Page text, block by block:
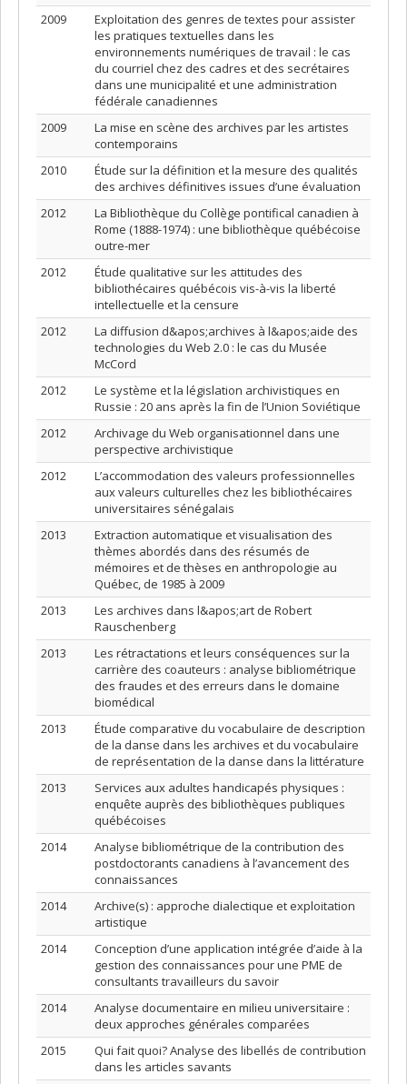
2009
Exploitation des genres de textes pour assister
les pratiques textuelles dans les
environnements numériques de travail : le cas
du courriel chez des cadres et des secrétaires
dans une municipalité et une administration
fédérale canadiennes
2009
La mise en scène des archives par les artistes
contemporains
2010
Étude sur la définition et la mesure des qualités
des archives définitives issues d’une évaluation
2012
La Bibliothèque du Collège pontifical canadien à
Rome (1888-1974) : une bibliothèque québécoise
outre-mer
2012
Étude qualitative sur les attitudes des
bibliothécaires québécois vis-à-vis la liberté
intellectuelle et la censure
2012
La diffusion d&apos;archives à l&apos;aide des
technologies du Web 2.0 : le cas du Musée
McCord
2012
Le système et la législation archivistiques en
Russie : 20 ans après la fin de l’Union Soviétique
2012
Archivage du Web organisationnel dans une
perspective archivistique
2012
L’accommodation des valeurs professionnelles
aux valeurs culturelles chez les bibliothécaires
universitaires sénégalais
2013
Extraction automatique et visualisation des
thèmes abordés dans des résumés de
mémoires et de thèses en anthropologie au
Québec, de 1985 à 2009
2013
Les archives dans l&apos;art de Robert
Rauschenberg
2013
Les rétractations et leurs conséquences sur la
carrière des coauteurs : analyse bibliométrique
des fraudes et des erreurs dans le domaine
biomédical
2013
Étude comparative du vocabulaire de description
de la danse dans les archives et du vocabulaire
de représentation de la danse dans la littérature
2013
Services aux adultes handicapés physiques :
enquête auprès des bibliothèques publiques
québécoises
2014
Analyse bibliométrique de la contribution des
postdoctorants canadiens à l’avancement des
connaissances
2014
Archive(s) : approche dialectique et exploitation
artistique
2014
Conception d’une application intégrée d’aide à la
gestion des connaissances pour une PME de
consultants travailleurs du savoir
2014
Analyse documentaire en milieu universitaire :
deux approches générales comparées
2015
Qui fait quoi? Analyse des libellés de contribution
dans les articles savants